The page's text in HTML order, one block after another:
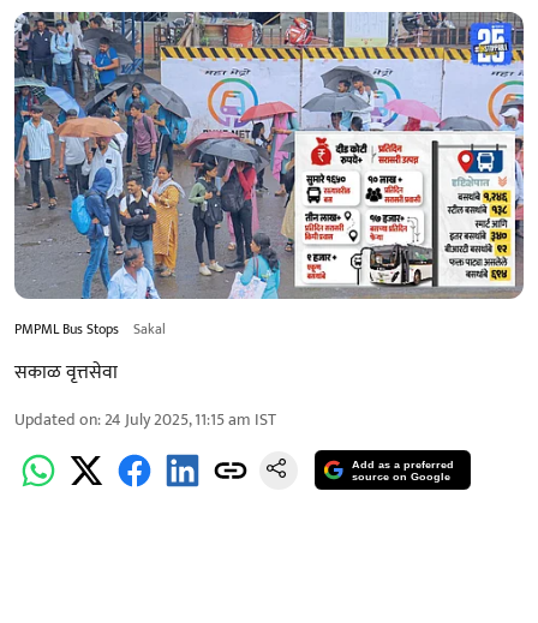
PMPML Bus Stops Sakal
सकाळ वृत्तसेवा
Updated on:24 July 2025, 11:15 am IST
Add as a preferred
source on Google